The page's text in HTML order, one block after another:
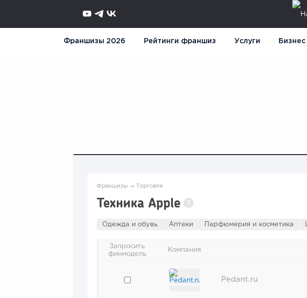
Франшизы 2026 Рейтинги франшиз Услуги Бизнес
Франшизы → Торговля
Техника Apple ?
Одежда и обувь Аптеки Парфюмерия и косметика
Запросить
финмодель
Компания
Pedant.ru